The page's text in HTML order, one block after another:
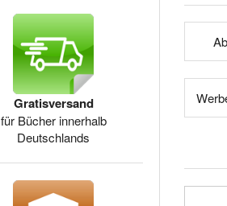
Gratisversand
für Bücher innerhalb
Deutschlands